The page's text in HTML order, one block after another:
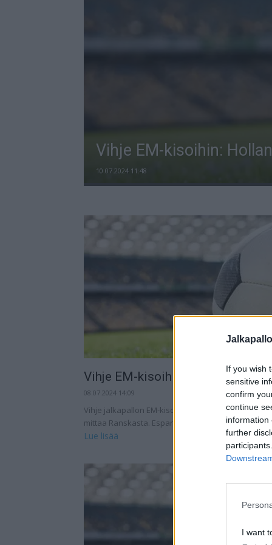
If you wish
sensitive
confirm
continue
information
further
I want
Vihje EM-kisoihin:
10.07.2024 11:48
Vihje EM-kisoihin: Espanja –
08.07.2024 14:09
Vihje jalkapallon EM-kisoihin tulee tiistaina
mittaa Ranskasta. Espanja – Ranska (Vihje:
Lue lisää